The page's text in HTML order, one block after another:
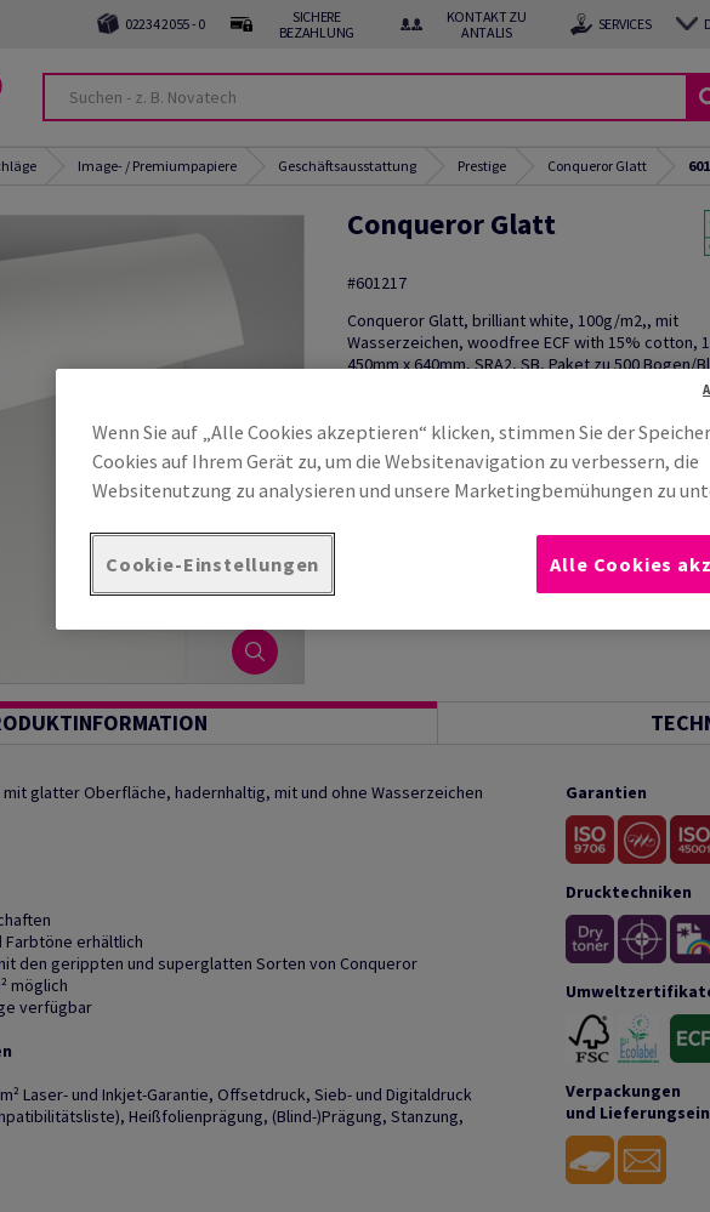
02234 2055 - 0
SICHERE
BEZAHLUNG
KONTAKT ZU
ANTALIS
SERVICES
Image- / Premiumpapiere Geschäftsausstattung Prestige Conqueror Glatt
Conqueror Glatt
#601217
Conqueror Glatt, brilliant white, 100g/m2,, mit
Wasserzeichen, woodfree ECF with 15% cotton,
450mm x 640mm, SRA2, SB, Paket zu 500 Bogen/
Produktinformation Produkt
glatter Oberfläche, hadernhaltig, mit und ohne Wasserzeichen
Farbtöne erhältlich
den gerippten und superglatten Sorten von Conqueror
möglich
verfügbar
Laser- und Inkjet-Garantie, Offsetdruck, Sieb- und Digitaldruck
Heißfolienprägung, (Blind-)Prägung, Stanzung,
Garantien
Drucktechniken
Verpackungen
und
Wenn Sie auf „Alle Cookies akzeptieren“ klicken, stimmen Sie der
Cookies auf Ihrem Gerät zu, um die Websitenavigation zu verbessern, die
Websitenutzung zu analysieren und unsere Marketingbemühungen zu
Cookie-Einstellungen Alle Cookies